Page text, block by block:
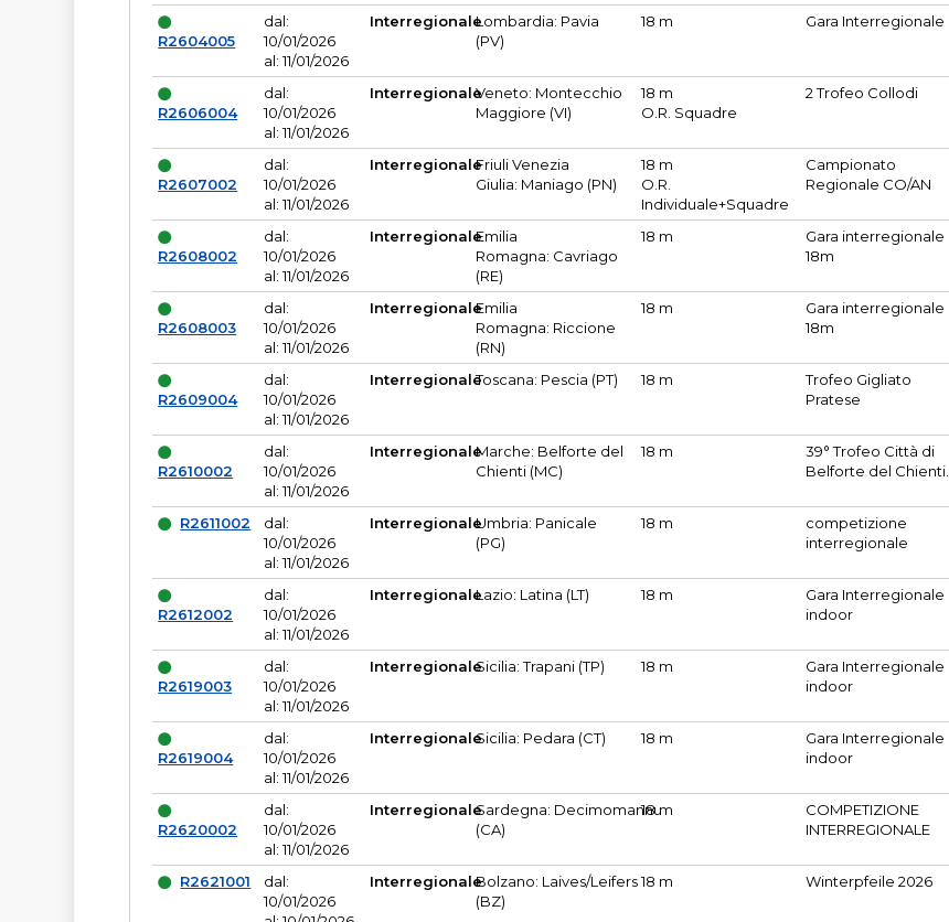
R2604005
dal:
10/01/2026
al: 11/01/2026
InterregionaleLombardia: Pavia
(PV)
18 m Gara Interregionale
R2606004
dal:
10/01/2026
al: 11/01/2026
InterregionaleVeneto: Montecchio
Maggiore (VI)
18 m
O.R. Squadre
2 Trofeo Collodi
R2607002
dal:
10/01/2026
al: 11/01/2026
InterregionaleFriuli Venezia
Giulia: Maniago (PN)
18 m
O.R.
Individuale+Squadre
Campionato
Regionale CO/AN
R2608002
dal:
10/01/2026
al: 11/01/2026
InterregionaleEmilia
Romagna: Cavriago
(RE)
18 m
Gara interregionale
18m
R2608003
dal:
10/01/2026
al: 11/01/2026
InterregionaleEmilia
Romagna: Riccione
(RN)
18 m
Gara interregionale
18m
R2609004
dal:
10/01/2026
al: 11/01/2026
InterregionaleToscana: Pescia (PT) 18 m
Trofeo Gigliato
Pratese
R2610002
dal:
10/01/2026
al: 11/01/2026
InterregionaleMarche: Belforte del
Chienti (MC)
18 m
39° Trofeo Città di
Belforte del Chienti.
R2611002
dal:
10/01/2026
al: 11/01/2026
InterregionaleUmbria: Panicale
(PG)
18 m
competizione
interregionale
R2612002
dal:
10/01/2026
al: 11/01/2026
InterregionaleLazio: Latina (LT) 18 m
Gara Interregionale
indoor
R2619003
dal:
10/01/2026
al: 11/01/2026
InterregionaleSicilia: Trapani (TP) 18 m
Gara Interregionale
indoor
R2619004
dal:
10/01/2026
al: 11/01/2026
InterregionaleSicilia: Pedara (CT) 18 m
Gara Interregionale
indoor
R2620002
dal:
10/01/2026
al: 11/01/2026
InterregionaleSardegna: Decimomannu
(CA)
18 m
COMPETIZIONE
INTERREGIONALE
R2621001
dal:
10/01/2026
InterregionaleBolzano: Laives/Leifers
(BZ)
18 m Winterpfeile 2026